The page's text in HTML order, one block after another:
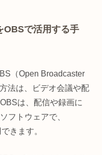
で活用する手
（Open Broadcaster
法は、ビデオ会議や配
は、配信や録画に
フトウェアで、
きます。